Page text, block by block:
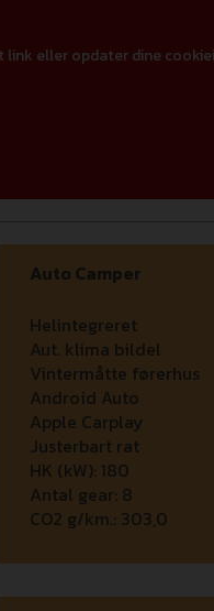
eller opdater dine
Auto Camper
Helintegreret
Aut. klima bildel
Vintermåtte førerhus
Android Auto
Apple Carplay
Justerbart rat
HK (kW): 180
Antal gear: 8
CO2 g/km.: 303,0